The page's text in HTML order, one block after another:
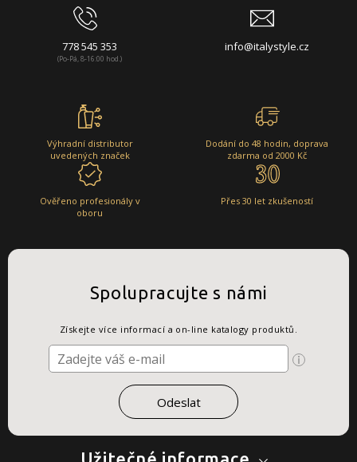
778 545 353
(Po-Pá, 8-16:00 hod.)
info@italystyle.cz
Výhradní distributor
uvedených značek
Dodání do 48 hodin, doprava
zdarma od 2000 Kč
Ověřeno profesionály v
oboru
Přes 30 let zkušeností
Spolupracujte s námi
Získejte více informací a on-line katalogy produktů.